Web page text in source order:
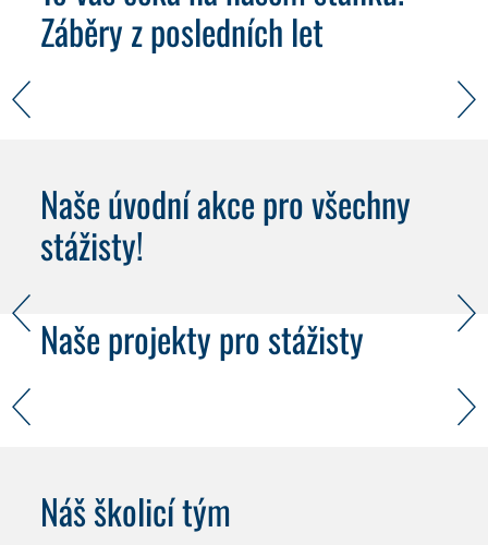
Záběry z posledních let
Naše úvodní akce pro všechny
stážisty!
Naše projekty pro stážisty
Náš školicí tým